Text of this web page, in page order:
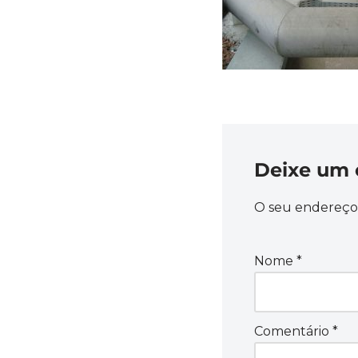
Deixe um
O seu
Nome *
Comentário *